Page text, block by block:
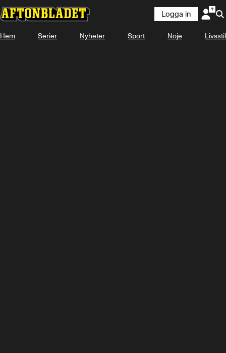
Logga in
Hem Serier Nyheter Sport Nöje Livsstil